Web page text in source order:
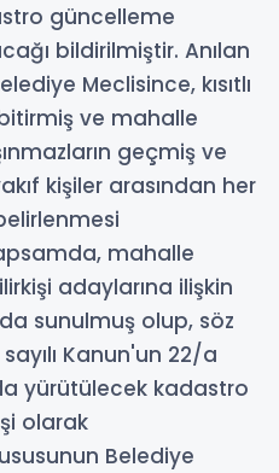
güncelleme
bildirilmiştir. Anılan
Meclisince, kısıtlı
bitirmiş ve mahalle
geçmiş ve
kişiler arasından her
mahalle
adaylarına ilişkin
sunulmuş olup, söz
Kanun'un 22/a
yürütülecek kadastro
olarak
Belediye